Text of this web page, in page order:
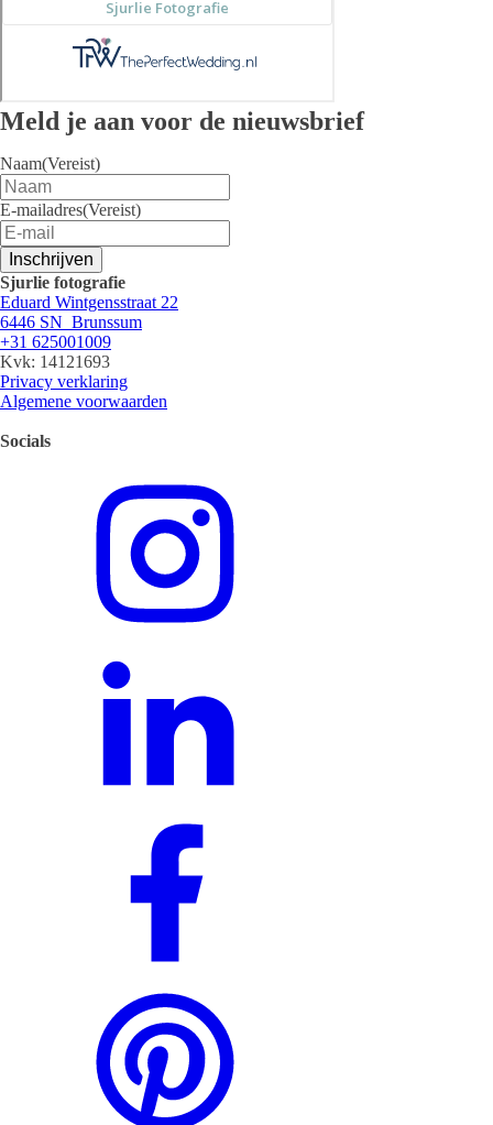
Meld je aan voor de nieuwsbrief
Naam(Vereist)
E-mailadres(Vereist)
Inschrijven
Sjurlie fotografie
Eduard Wintgensstraat 22
6446 SN Brunssum
+31 625001009
Kvk: 14121693
Privacy verklaring
Algemene voorwaarden
Socials